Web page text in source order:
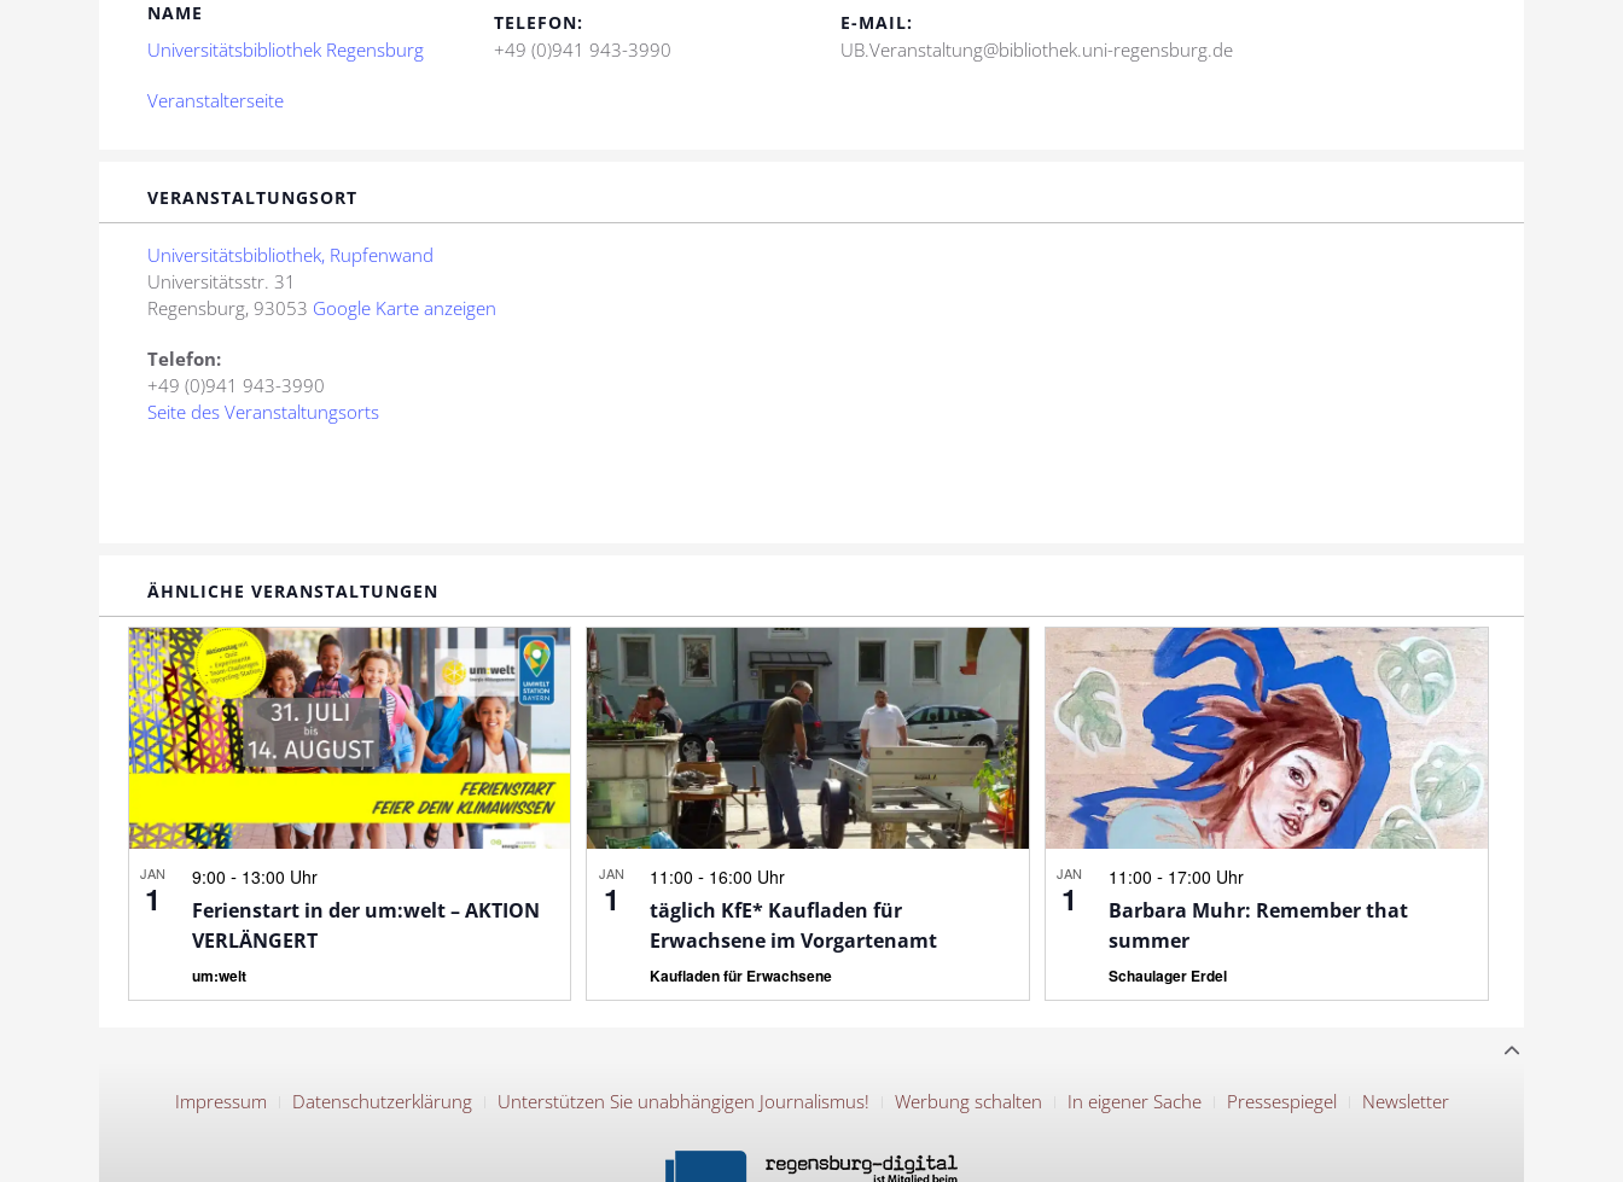
NAME
Universitätsbibliothek Regensburg
TELEFON:
+49 (0)941 943-3990
E-MAIL:
UB.Veranstaltung@bibliothek.uni-regensburg.de
Veranstalterseite
VERANSTALTUNGSORT
Universitätsbibliothek, Rupfenwand
Universitätsstr. 31
Regensburg, 93053 Google Karte anzeigen
Telefon:
+49 (0)941 943-3990
Seite des Veranstaltungsorts
ÄHNLICHE VERANSTALTUNGEN
JAN
1
9:00 - 13:00 Uhr
Ferienstart in der um:welt – AKTION
VERLÄNGERT
um:welt
JAN
1
11:00- 16:00 Uhr
täglich KfE* Kaufladen für
Erwachsene im Vorgartenamt
Kaufladen für Erwachsene
JAN
1
11:00 - 17:00 Uhr
Barbara Muhr: Remember that
summer
Schaulager Erdel
Impressum Datenschutzerklärung Unterstützen Sie unabhängigen Journalismus! Werbung schalten In eigener Sache Pressespiegel Newsletter